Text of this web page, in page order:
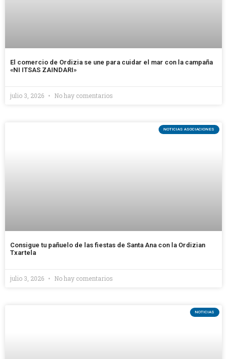
El comercio de Ordizia se une para cuidar el mar con la campaña
«NI ITSAS ZAINDARI»
julio 3, 2026 No hay comentarios
NOTICIAS ASOCIACIONES
Consigue tu pañuelo de las fiestas de Santa Ana con la Ordizian
Txartela
julio 3, 2026 No hay comentarios
NOTICIAS